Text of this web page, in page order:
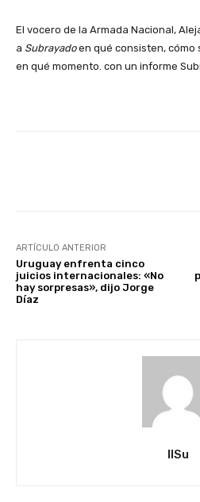
El vocero de la Armada Nacional,
a Subrayadoen qué consisten, cómo
en qué momento. con un informe
ARTÍCULO ANTERIOR
Uruguay enfrenta cinco
juicios internacionales: «No
hay sorpresas», dijo Jorge
Díaz
IlSu